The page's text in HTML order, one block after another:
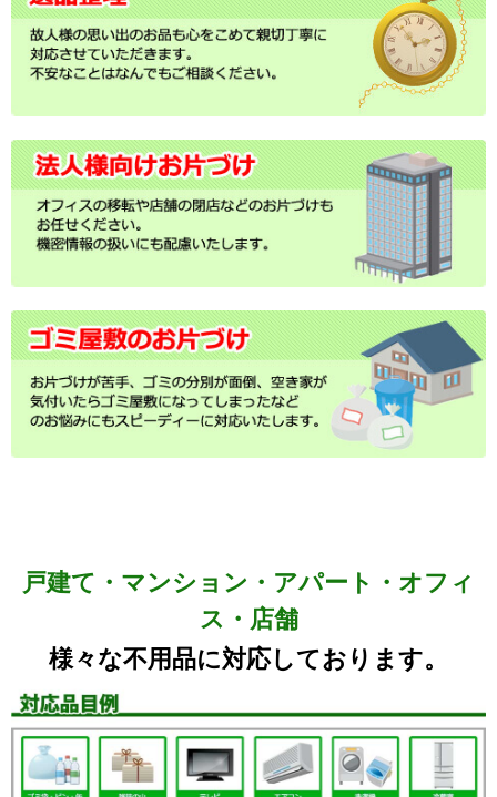
戸建て・マンション・アパート・オフィ
ス・店舗
様々な不用品に対応しております。